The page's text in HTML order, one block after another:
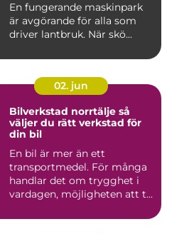
En fungerande maskinpark
är avgörande för alla som
driver lantbruk. När skö...
02. jun
Bilverkstad norrtälje så
väljer du rätt verkstad för
din bil
En bil är mer än ett
transportmedel. För många
handlar det om trygghet i
vardagen, möjligheten att t...